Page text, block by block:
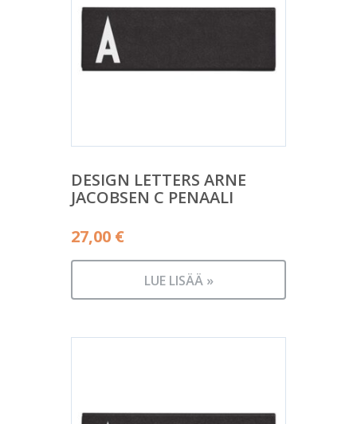
DESIGN LETTERS ARNE
JACOBSEN C PENAALI
27,00 €
LUE LISÄÄ »